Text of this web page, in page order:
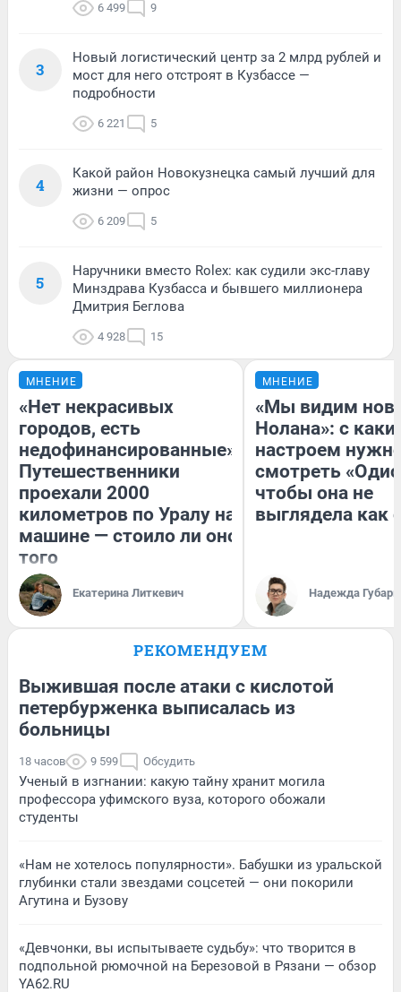
6 499 9
3
Новый логистический центр за 2 млрд рублей и
мост для него отстроят в Кузбассе —
подробности
6 221 5
4
Какой район Новокузнецка самый лучший для
жизни — опрос
6 209 5
5
Наручники вместо Rolex: как судили экс-главу
Минздрава Кузбасса и бывшего миллионера
Дмитрия Беглова
4 928 15
МНЕНИЕ
«Нет некрасивых
городов, есть
недофинансированные».
Путешественники
проехали 2000
километров по Уралу на
машине — стоило ли оно
того
Екатерина Литкевич
МНЕНИЕ
«Мы видим
Нолана»: с
настроем
смотреть
чтобы она не
выглядела как
Надежда Губарь
РЕКОМЕНДУЕМ
Выжившая после атаки с кислотой
петербурженка выписалась из
больницы
18 часов 9 599 Обсудить
Ученый в изгнании: какую тайну хранит могила
профессора уфимского вуза, которого обожали
студенты
«Нам не хотелось популярности». Бабушки из уральской
глубинки стали звездами соцсетей — они покорили
Агутина и Бузову
«Девчонки, вы испытываете судьбу»: что творится в
подпольной рюмочной на Березовой в Рязани — обзор
YA62.RU